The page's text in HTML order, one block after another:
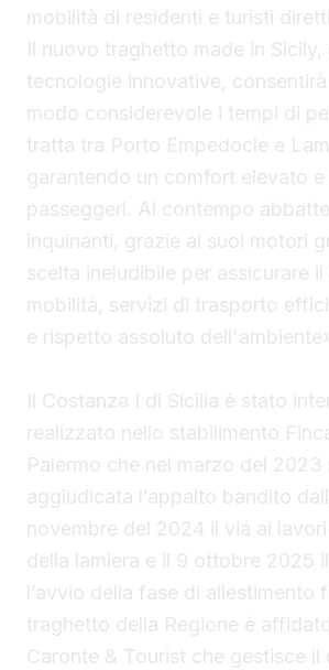
mobilità di residenti e turisti
Il nuovo traghetto made in Sicily,
tecnologie innovative,
modo considerevole i tempi di
tratta tra Porto Empedocle e
garantendo un comfort elevato e
passeggeri. Al contempo
inquinanti, grazie ai suoi motori
scelta ineludibile per assicurare
mobilità, servizi di trasporto
e rispetto assoluto
Il Costanza I di Sicilia è stato
realizzato nello stabilimento
Palermo che nel marzo del 2023
aggiudicata l’appalto bandito
novembre del 2024 il via ai
della lamiera e il 9 ottobre 2025
l’avvio della fase di allestimento
traghetto della Regione è
Caronte & Tourist che gestisce il